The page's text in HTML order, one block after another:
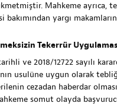
Mahkeme ayrıca,
yargı
Tekerrür
ve 2018/12722 sayılı
usulüne uygun olarak
cezadan haberdar
somut olayda